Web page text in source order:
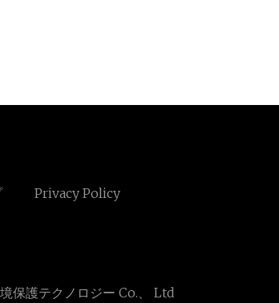
Privacy Policy
保護テクノロジー Co.、 Ltd